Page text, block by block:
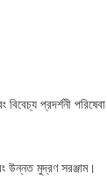
প্রদর্শনী
উন্নত মুদ্রণ সরঞ্জাম।